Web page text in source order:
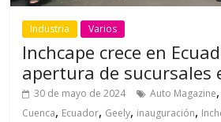
Industria Varios
Inchcape crece en
apertura de sucursales
30 de mayo de 2024 Auto Magazine
Cuenca, Ecuador, Geely, inauguración,